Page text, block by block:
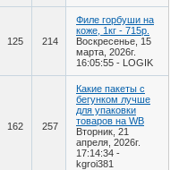
125 214
Филе горбуши на
коже, 1кг - 715р.
Воскресенье, 15
марта, 2026г.
16:05:55 - LOGIK
162 257
Какие пакеты с
бегунком лучше
для упаковки
товаров на WB
Вторник, 21
апреля, 2026г.
17:14:34 -
kgroi381